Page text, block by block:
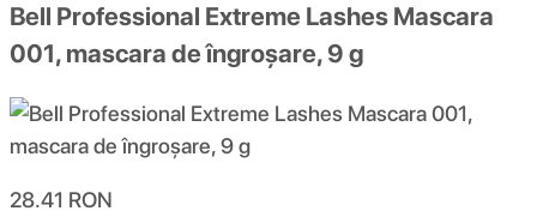
Bell Professional Extreme Lashes Mascara
001, mascara de îngroșare, 9 g
28.41 RON